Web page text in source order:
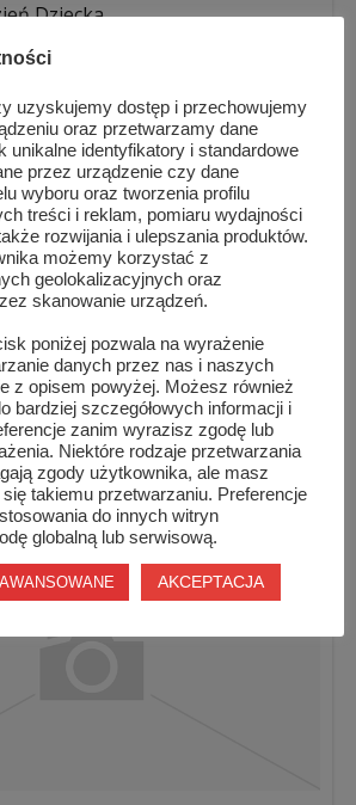
Dziecka
w finale pożarni...
uzyskujemy dostęp i przechowujemy
oraz przetwarzamy dane
unikalne identyfikatory i standardowe
przez urządzenie czy dane
wyboru oraz tworzenia profilu
treści i reklam, pomiaru wydajności
rozwijania i ulepszania produktów.
możemy korzystać z
geolokalizacyjnych oraz
skanowanie urządzeń.
poniżej pozwala na wyrażenie
danych przez nas i naszych
z opisem powyżej. Możesz również
bardziej szczegółowych informacji i
zanim wyrazisz zgodę lub
Niektóre rodzaje przetwarzania
zgody użytkownika, ale masz
takiemu przetwarzaniu. Preferencje
do innych witryn
globalną lub serwisową.
AKCEPTACJA